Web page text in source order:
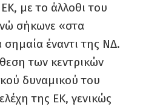
με το άλλοθι του
σήκωνε «στα
σημαία έναντι της ΝΔ.
των κεντρικών
δυναμικού του
της ΕΚ, γενικώς